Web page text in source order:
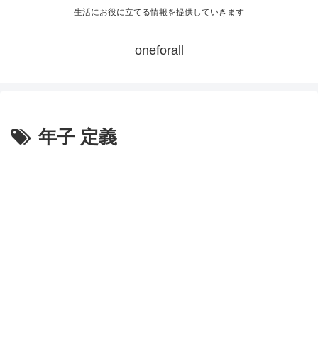
生活にお役に立てる情報を提供していきます
oneforall
年子 定義